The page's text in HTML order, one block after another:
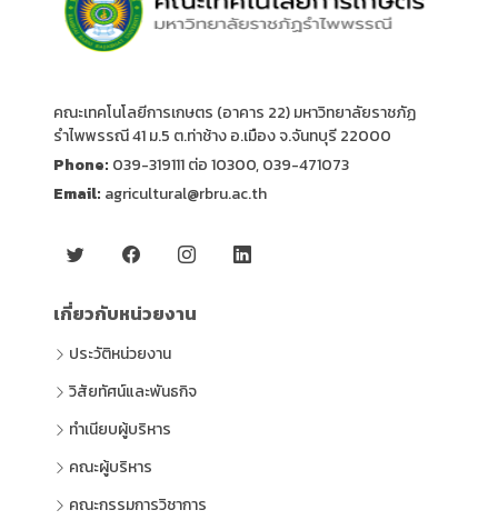
คณะเทคโนโลยีการเกษตร (อาคาร 22) มหาวิทยาลัยราชภัฏ
รำไพพรรณี 41 ม.5 ต.ท่าช้าง อ.เมือง จ.จันทบุรี 22000
Phone: 039-319111 ต่อ 10300, 039-471073
Email: agricultural@rbru.ac.th
เกี่ยวกับหน่วยงาน
ประวัติหน่วยงาน
วิสัยทัศน์และพันธกิจ
ทำเนียบผู้บริหาร
คณะผู้บริหาร
คณะกรรมการวิชาการ